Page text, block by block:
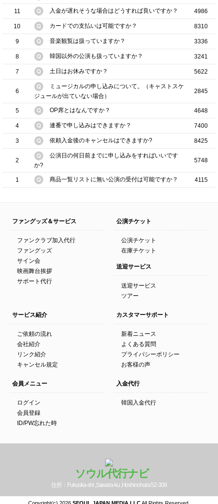
11 入金が遅れそうな場合はどうすれば良いですか？ 4986
10 カードでの支払いは可能ですか？ 8310
9 音楽観覧は扱っていますか？ 3336
8 韓国以外の公演も扱っていますか？ 3241
7 土日はお休みですか？ 5622
6
ミュージカルの申し込みについて。（キャストスケ
ジュールが出ていない場合）
2845
5 OP席とはなんですか？ 4648
4 連番で申し込みはできますか？ 7400
3 依頼入金後のキャンセルはできますか? 8425
2
公演日の何日前までに申し込みをすればいいです
か?
5748
1 商品一覧リストに無い公演の受付は可能ですか？ 4115
ファングッズ＆サービス
ファンクラブ加入代行
ファングッズ
サイン会
映画舞台挨拶
サポート代行
公演チケット
公演チケット
在庫チケット
送迎サービス
送迎サービス
ツアー
サービス紹介
ご依頼の流れ
会社紹介
リンク紹介
キャンセル規定
カスタマーサポート
新着ニュース
よくある質問
プライバシーポリシー
お客様の声
会員メニュー
ログイン
会員登録
ID/PW忘れた時
入金代行
韓国入金代行
ソウル代行ナビ
住所：Fukuoka-shi ,Sawara-ku ,Hoshinohara 52-308